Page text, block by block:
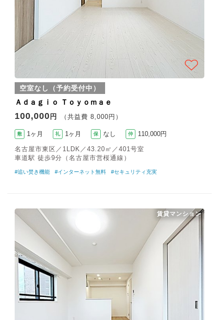
空室なし（予約受付中）
Ａｄａｇｉｏ Ｔｏｙｏｍａｅ
100,000 円 （共益費 8,000円）
敷 1ヶ月 礼 1ヶ月 保 なし 仲 110,000円
名古屋市東区／1LDK／43.20㎡／401号室
車道駅 徒歩9分（名古屋市営桜通線）
#追い焚き機能 #インターネット無料 #セキュリティ充実
賃貸マンション